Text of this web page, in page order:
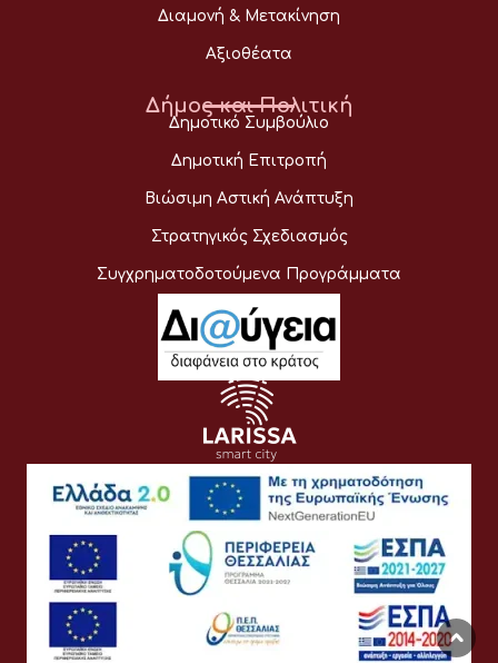
Διαμονή & Μετακίνηση
Αξιοθέατα
Δήμος και Πολιτική
Δημοτικό Συμβούλιο
Δημοτική Επιτροπή
Βιώσιμη Αστική Ανάπτυξη
Στρατηγικός Σχεδιασμός
Συγχρηματοδοτούμενα Προγράμματα